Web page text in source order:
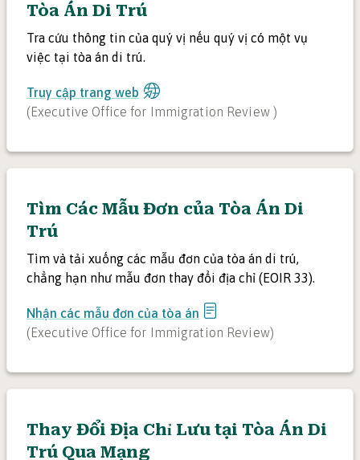
Tòa Án Di Trú
Tra cứu thông tin của quý vị nếu quý vị có một vụ
việc tại tòa án di trú.
Truy cập trang web
(Executive Office for Immigration Review )
Tìm Các Mẫu Đơn của Tòa Án Di
Trú
Tìm và tải xuống các mẫu đơn của tòa án di trú,
chẳng hạn như mẫu đơn thay đổi địa chỉ (EOIR 33).
Nhận các mẫu đơn của tòa án
(Executive Office for Immigration Review)
Thay Đổi Địa Chỉ Lưu tại Tòa Án Di
Trú Qua Mạng